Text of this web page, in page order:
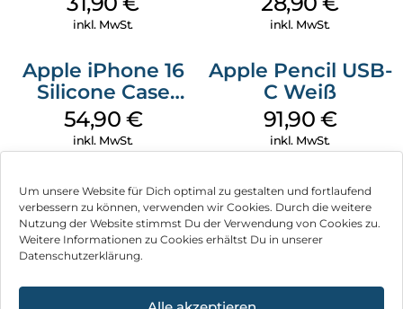
Um unsere Website für Dich optimal zu gestalten und fortlaufend
verbessern zu können, verwenden wir Cookies. Durch die weitere
Nutzung der Website stimmst Du der Verwendung von Cookies zu.
Weitere Informationen zu Cookies erhältst Du in unserer
Datenschutzerklärung.
inkl. MwSt. inkl. MwSt.
Apple iPhone 16
Silicone Case
MagSafe Black
54,90 €
inkl. MwSt.
Apple Pencil USB-
C Weiß
91,90 €
inkl. MwSt.
Impressum